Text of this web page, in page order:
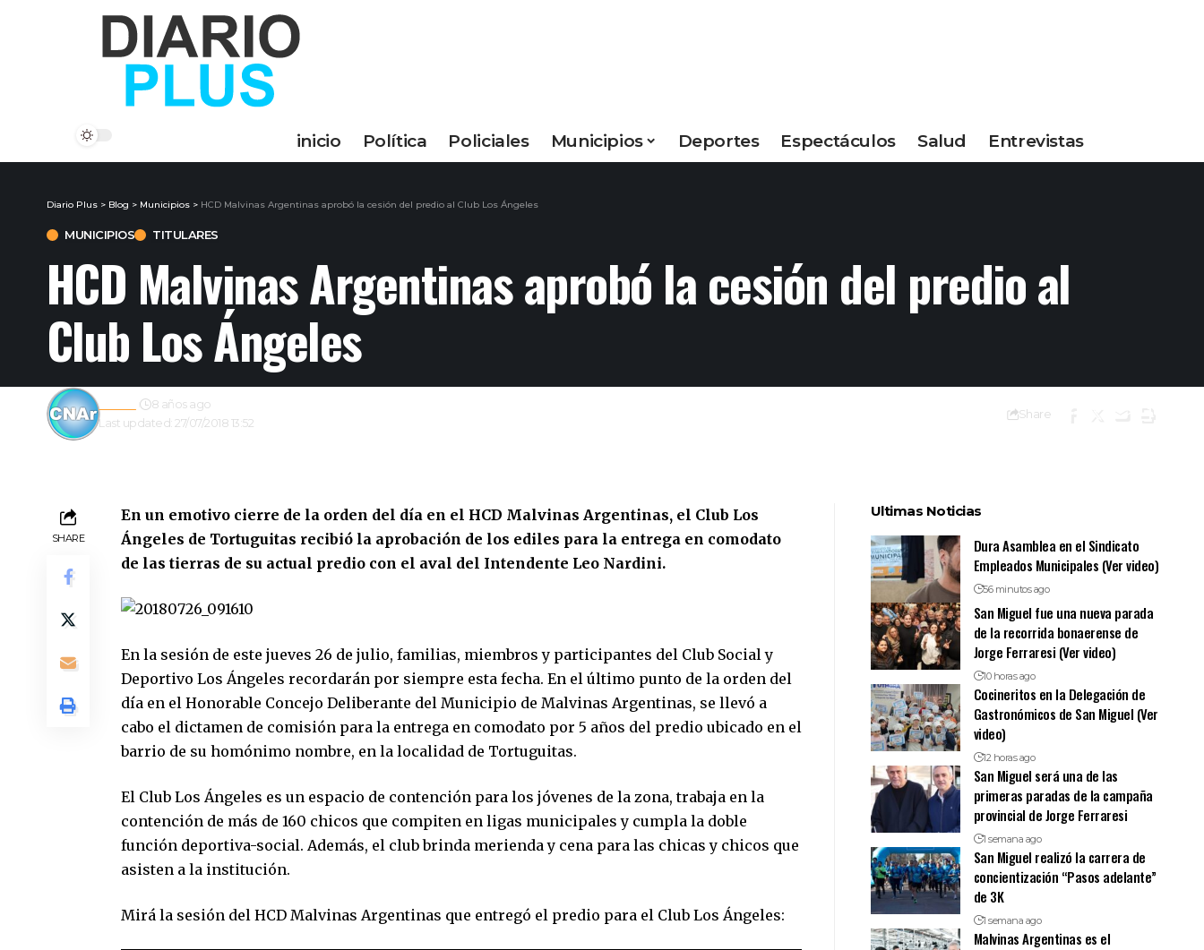
inicio Política Policiales Municipios Deportes Espectáculos Salud Entrevistas
Diario Plus > Blog > Municipios > HCD Malvinas Argentinas aprobó la cesión del predio al Club Los Ángeles
MUNICIPIOS TITULARES
HCD Malvinas Argentinas aprobó la cesión del predio al
Club Los Ángeles
Last updated: 27/07/2018 13:52
admin 8 años ago
Share
SHARE
En un emotivo cierre de la orden del día en el HCD Malvinas Argentinas, el Club Los
Ángeles de Tortuguitas recibió la aprobación de los ediles para la entrega en comodato
de las tierras de su actual predio con el aval del Intendente Leo Nardini.
En la sesión de este jueves 26 de julio, familias, miembros y participantes del Club Social y
Deportivo Los Ángeles recordarán por siempre esta fecha. En el último punto de la orden del
día en el Honorable Concejo Deliberante del Municipio de Malvinas Argentinas, se llevó a
cabo el dictamen de comisión para la entrega en comodato por 5 años del predio ubicado en el
barrio de su homónimo nombre, en la localidad de Tortuguitas.
El Club Los Ángeles es un espacio de contención para los jóvenes de la zona, trabaja en la
contención de más de 160 chicos que compiten en ligas municipales y cumpla la doble
función deportiva-social. Además, el club brinda merienda y cena para las chicas y chicos que
asisten a la institución.
Mirá la sesión del HCD Malvinas Argentinas que entregó el predio para el Club Los Ángeles:
Ultimas Noticias
Dura Asamblea en el Sindicato
Empleados Municipales (Ver video)
56 minutos ago
San Miguel fue una nueva parada
de la recorrida bonaerense de
Jorge Ferraresi (Ver video)
10 horas ago
Cocineritos en la Delegación de
Gastronómicos de San Miguel (Ver
video)
12 horas ago
San Miguel será una de las
primeras paradas de la campaña
provincial de Jorge Ferraresi
1 semana ago
San Miguel realizó la carrera de
concientización “Pasos adelante”
de 3K
1 semana ago
Malvinas Argentinas es el